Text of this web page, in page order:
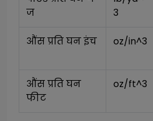
ज
3
औंस प्रति घन इंच oz/in^3
औंस प्रति घन
फीट
oz/ft^3